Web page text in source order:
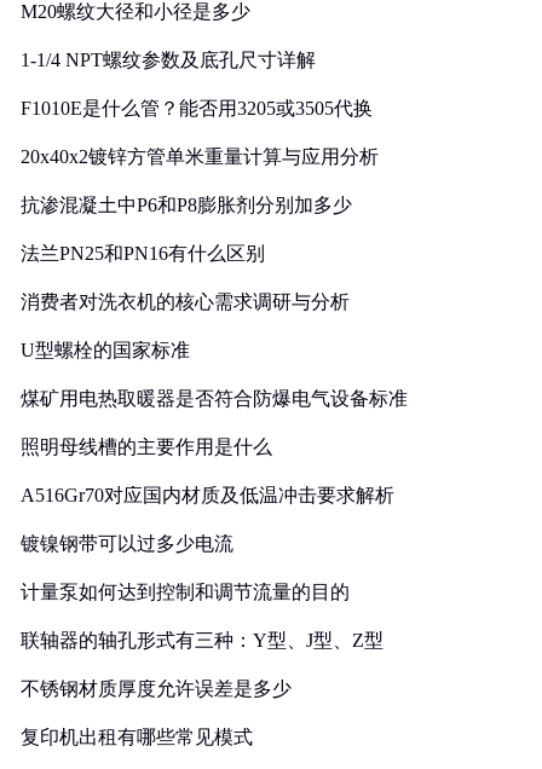
M20螺纹大径和小径是多少
1-1/4 NPT螺纹参数及底孔尺寸详解
F1010E是什么管？能否用3205或3505代换
20x40x2镀锌方管单米重量计算与应用分析
抗渗混凝土中P6和P8膨胀剂分别加多少
法兰PN25和PN16有什么区别
消费者对洗衣机的核心需求调研与分析
U型螺栓的国家标准
煤矿用电热取暖器是否符合防爆电气设备标准
照明母线槽的主要作用是什么
A516Gr70对应国内材质及低温冲击要求解析
镀镍钢带可以过多少电流
计量泵如何达到控制和调节流量的目的
联轴器的轴孔形式有三种：Y型、J型、Z型
不锈钢材质厚度允许误差是多少
复印机出租有哪些常见模式